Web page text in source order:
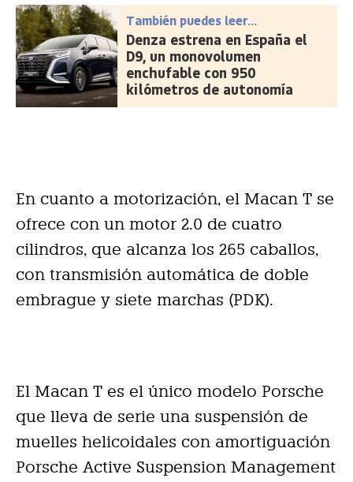
También puedes leer...
Denza estrena en España el
D9, un monovolumen
enchufable con 950
kilómetros de autonomía
En cuanto a motorización, el Macan T se
ofrece con un motor 2.0 de cuatro
cilindros, que alcanza los 265 caballos,
con transmisión automática de doble
embrague y siete marchas (PDK).
El Macan T es el único modelo Porsche
que lleva de serie una suspensión de
muelles helicoidales con amortiguación
Porsche Active Suspension Management